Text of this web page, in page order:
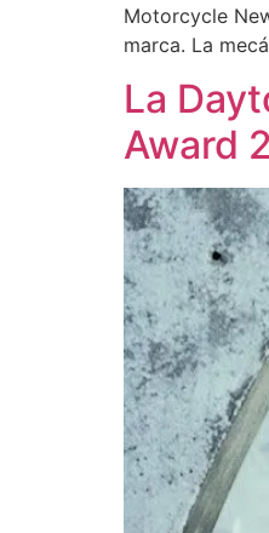
Motorcycle
marca. La
La
Award